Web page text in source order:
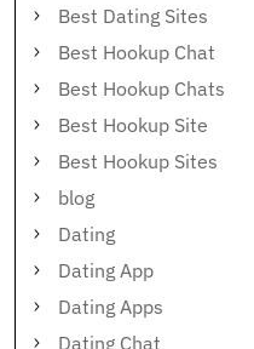
Best Dating Sites
Best Hookup Chat
Best Hookup Chats
Best Hookup Site
Best Hookup Sites
blog
Dating
Dating App
Dating Apps
Dating Chat